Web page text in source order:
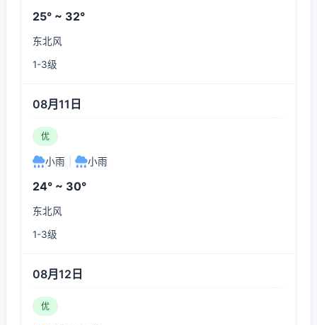
25° ~ 32°
东北风
1-3级
08月11日
优
小雨 小雨
24° ~ 30°
东北风
1-3级
08月12日
优